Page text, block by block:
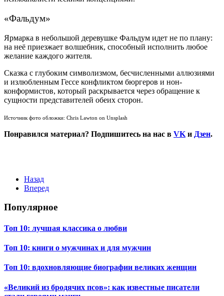
«Фальдум»
Ярмарка в небольшой деревушке Фальдум идет не по плану:
на неё приезжает волшебник, способный исполнить любое
желание каждого жителя.
Сказка с глубоким символизмом, бесчисленными аллюзиями
и излюбленным Гессе конфликтом бюргеров и нон-
конформистов, который раскрывается через обращение к
сущности представителей обеих сторон.
Источник фото обложки: Chris Lawton on Unsplash
Понравился материал? Подпишитесь на нас в VK и Дзен.
Назад
Вперед
Популярное
Топ 10: лучшая классика о любви
Топ 10: книги о мужчинах и для мужчин
Топ 10: вдохновляющие биографии великих женщин
«Великий из бродячих псов»: как известные писатели